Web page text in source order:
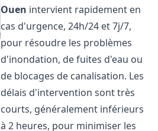
Ouen intervient rapidement en
cas d'urgence, 24h/24 et 7j/7,
pour résoudre les problèmes
d'inondation, de fuites d'eau ou
de blocages de canalisation. Les
délais d'intervention sont très
courts, généralement inférieurs
à 2 heures, pour minimiser les